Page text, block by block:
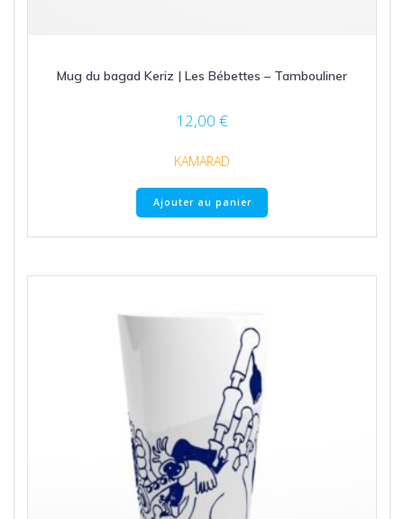
Mug du bagad Keriz | Les Bébettes – Tambouliner
12,00 €
KAMARAD
Ajouter au panier